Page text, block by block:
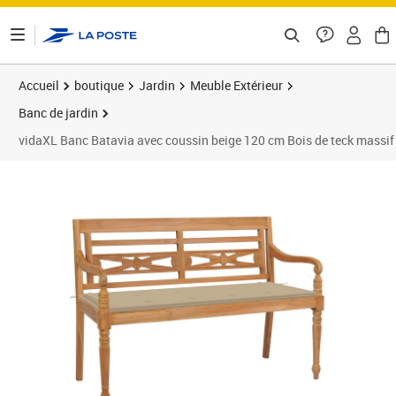
Accueil boutique Jardin
Meuble Extérieur
Banc de jardin
vidaXL Banc Batavia avec coussin beige 120 cm Bois de teck massif